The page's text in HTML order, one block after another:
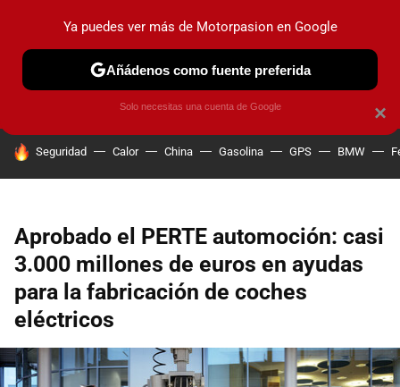
PRUEBAS COCHES ELÉCTRICOS OBSERVATORIO
HOY SE HABLA DE
Seguridad Calor China Gasolina GPS BMW
Aprobado el PERTE automoción: casi
3.000 millones de euros en ayudas
para la fabricación de coches
eléctricos
×
Ya puedes ver más de Motorpasion en Google
Añádenos como fuente preferida
Solo necesitas una cuenta de Google